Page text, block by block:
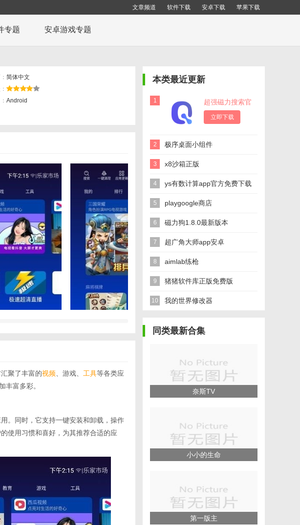
文章频道 软件下载 安卓下载 苹果下载
专题 安卓游戏专题
简体中文
Android
汇聚了丰富的视频 、游戏、 工具等各类应
丰富多彩。
。同时，它支持一键安装和卸载，操作
使用习惯和喜好，为其推荐合适的应
本类最近更新
1
超强磁力搜索官
方版
立即下载
2 极序桌面小组件
3 x8沙箱正版
4 ys有数计算app官方免费下载
5 playgoogle商店
6 磁力狗1.8.0最新版本
7 超广角大师app安卓
8 aimlab练枪
9 猪猪软件库正版免费版
10 我的世界修改器
同类最新合集
奈斯TV
小小的生命
第一版主